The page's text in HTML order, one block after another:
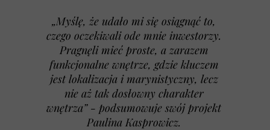
„Myślę, że udało mi się osiągnąć to,
czego oczekiwali ode mnie inwestorzy.
Pragnęli mieć proste, a zarazem
funkcjonalne wnętrze, gdzie kluczem
jest lokalizacja i marynistyczny, lecz
nie aż tak dosłowny charakter
wnętrza” - podsumowuje swój projekt
Paulina Kasprowicz.